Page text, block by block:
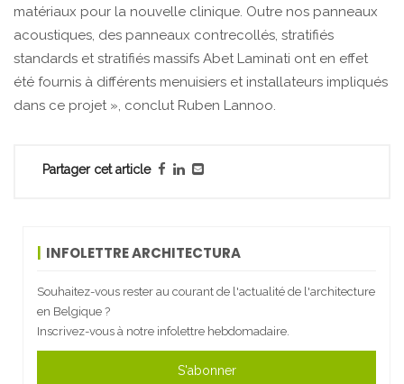
matériaux pour la nouvelle clinique. Outre nos panneaux
acoustiques, des panneaux contrecollés, stratifiés
standards et stratifiés massifs Abet Laminati ont en effet
été fournis à différents menuisiers et installateurs impliqués
dans ce projet », conclut Ruben Lannoo.
Partager cet article
INFOLETTRE ARCHITECTURA
Souhaitez-vous rester au courant de l'actualité de l'architecture
en Belgique ?
Inscrivez-vous à notre infolettre hebdomadaire.
S'abonner